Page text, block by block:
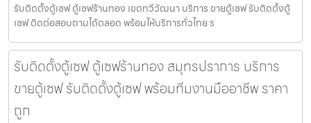
รับติดตั้งตู้เซฟ ตู้เซฟร้านทอง เขตทวีวัฒนา บริการ ขายตู้เซฟ รับติดตั้งตู้
เซฟ ติดต่อสอบถามได้ตลอด พร้อมให้บริการทั่วไทย ร
รับติดตั้งตู้เซฟ ตู้เซฟร้านทอง สมุทรปราการ บริการ
ขายตู้เซฟ รับติดตั้งตู้เซฟ พร้อมทีมงานมืออาชีพ ราคา
ถูก